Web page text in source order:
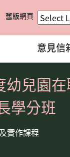
舊版網頁
意見信
幼兒園
學分班
實作課程